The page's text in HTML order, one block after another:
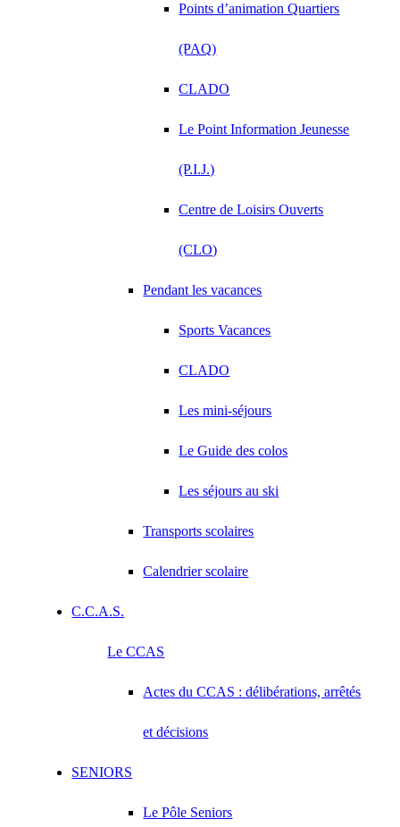
Points d’animation Quartiers
(PAQ)
CLADO
Le Point Information Jeunesse
(P.I.J.)
Centre de Loisirs Ouverts
(CLO)
Pendant les vacances
Sports Vacances
CLADO
Les mini-séjours
Le Guide des colos
Les séjours au ski
Transports scolaires
Calendrier scolaire
C.C.A.S.
Le CCAS
Actes du CCAS : délibérations, arrêtés
et décisions
SENIORS
Le Pôle Seniors